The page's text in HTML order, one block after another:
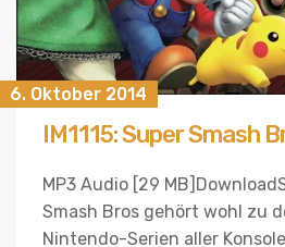
6. Oktober 2014
IM1115: Super Smash
MP3 Audio [29
Smash Bros gehört wohl zu
Nintendo-Serien aller